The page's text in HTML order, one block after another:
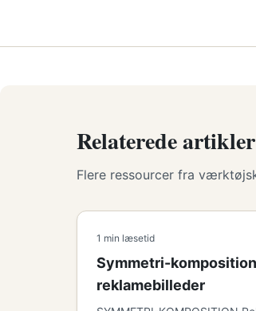
Relaterede artikler
Flere ressourcer fra
1 min læsetid
Symmetri-
reklamebilleder